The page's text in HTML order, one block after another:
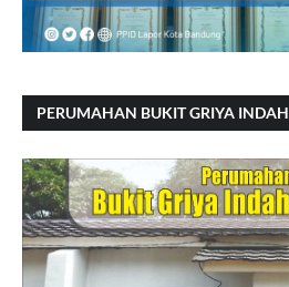
PERUMAHAN BUKIT GRIYA INDAH